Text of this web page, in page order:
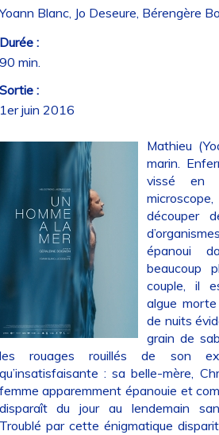
Blanc, Jo Deseure, Bérengère
:
min.
:
juin 2016
Mathieu
marin.
vissé en
découper
épanoui
beaucoup
couple, il
algue
de nuits
grain de
rouages rouillés de son
: sa belle-mère,
apparemment épanouie et
du jour au lendemain
par cette énigmatique